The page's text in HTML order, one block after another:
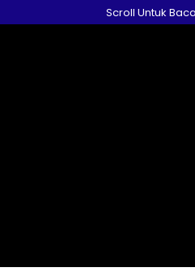
ke
Scroll Untuk